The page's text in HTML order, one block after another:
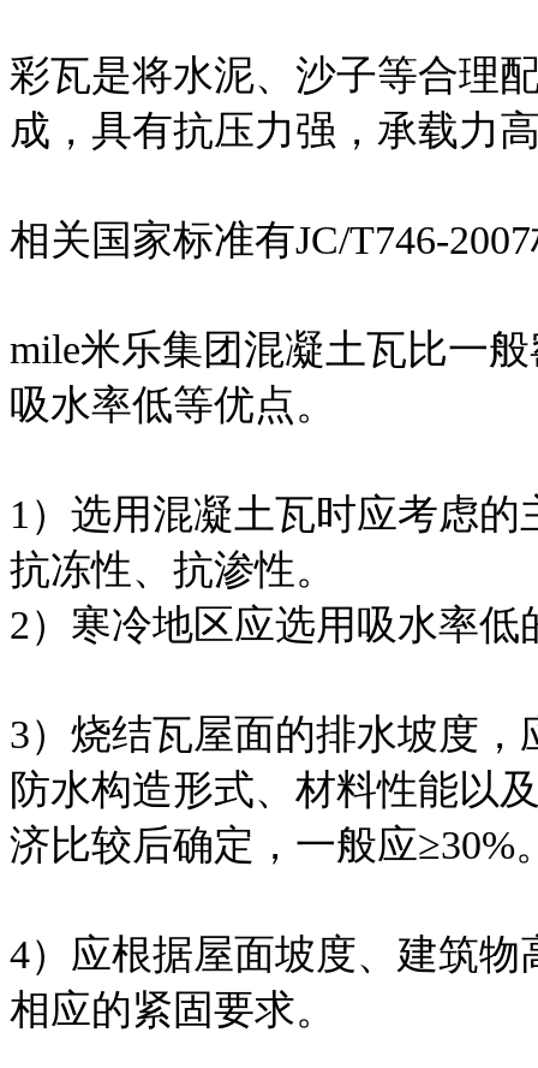
彩瓦是将水泥、沙子等合理
成，具有抗压力强，承载力
相关国家标准有JC/T746-
mile米乐集团混凝土瓦比一
吸水率低等优点。
1）选用混凝土瓦时应考虑
抗冻性、抗渗性。
2）寒冷地区应选用吸水率低
3）烧结瓦屋面的排水坡度
防水构造形式、材料性能以
济比较后确定，一般应≥30%
4）应根据屋面坡度、建筑
相应的紧固要求。